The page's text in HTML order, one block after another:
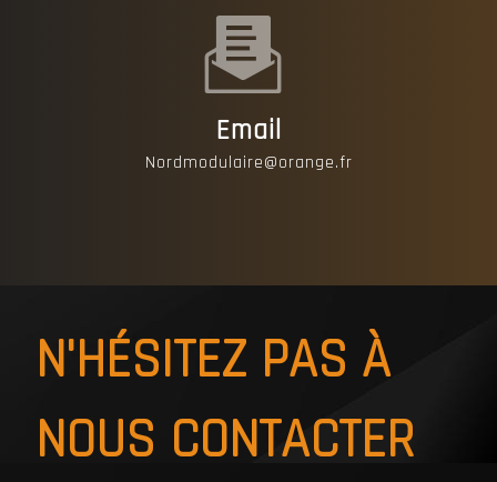
Email
nordmodulaire@orange.fr
N'HÉSITEZ PAS À
NOUS CONTACTER